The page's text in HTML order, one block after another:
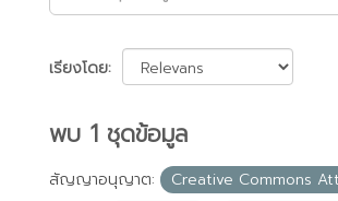
เรียงโดย
พบ 1 ชุดข้อมูล
สัญญาอนุญาต:
Creative Commons